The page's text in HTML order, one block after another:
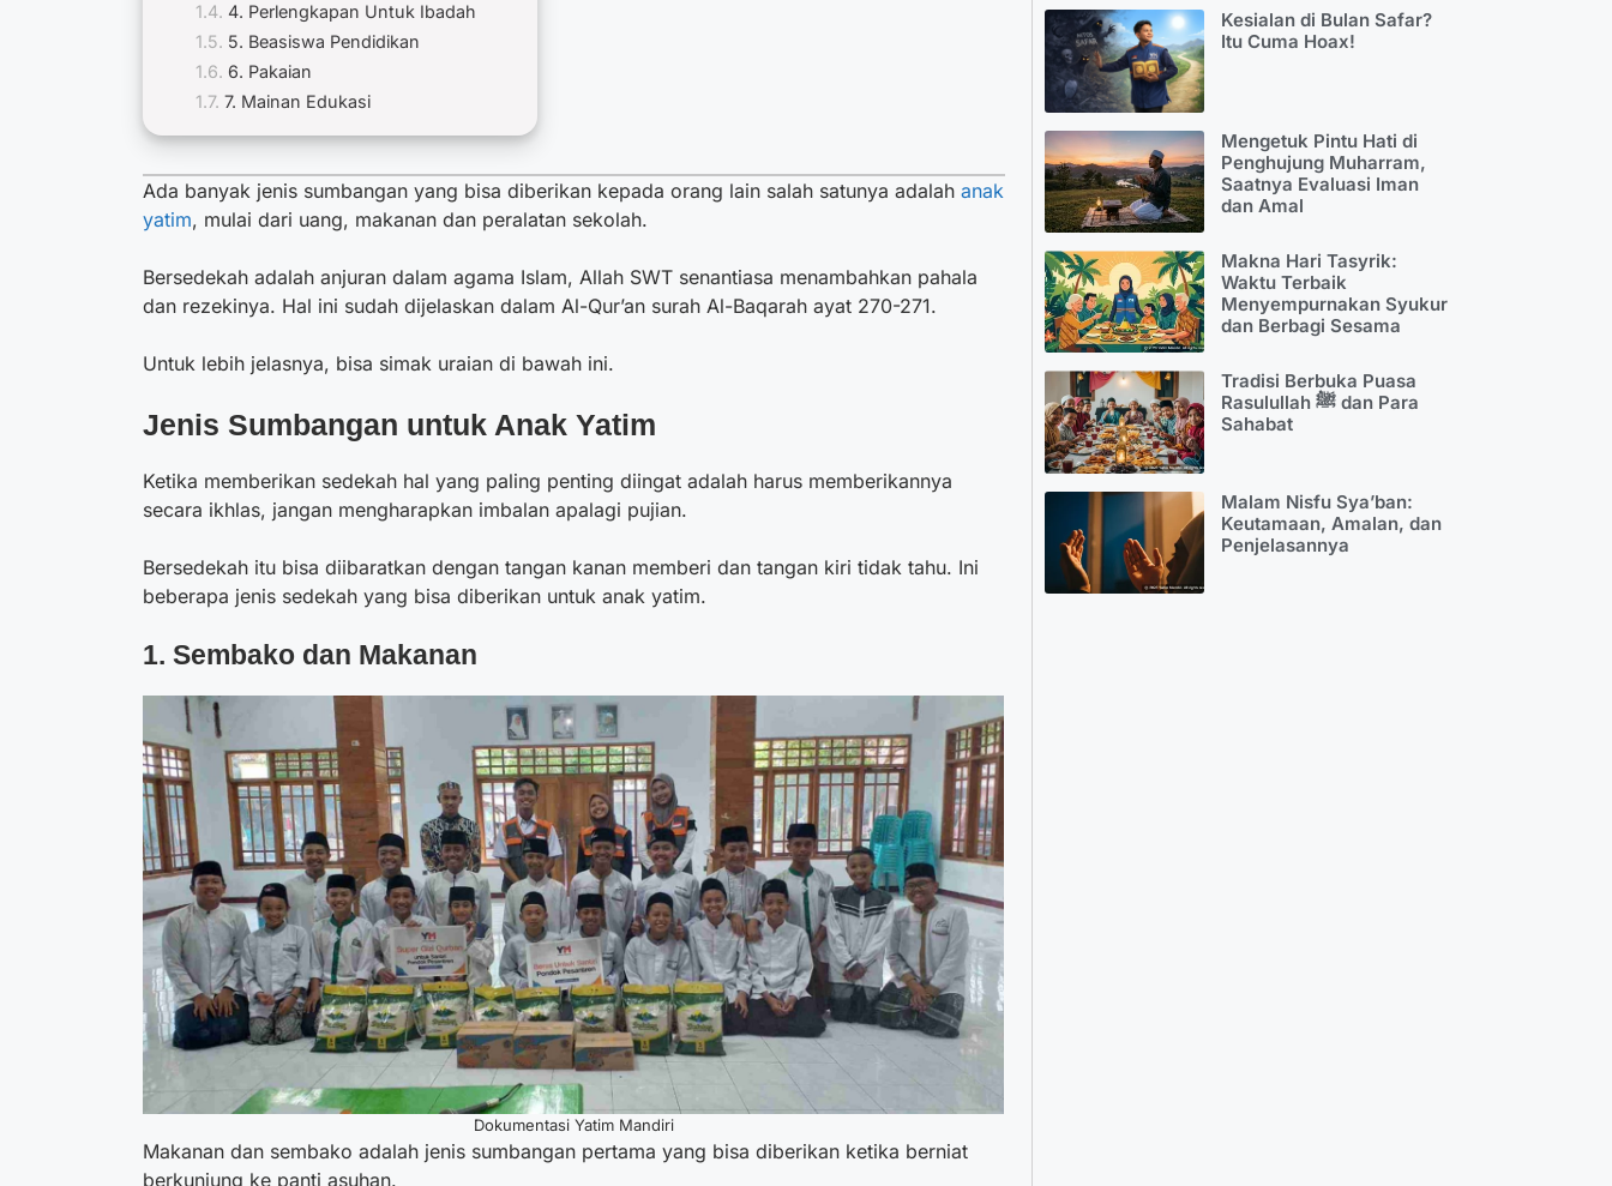
4. Perlengkapan Untuk Ibadah
5. Beasiswa Pendidikan
6. Pakaian
7. Mainan Edukasi
Ada banyak jenis sumbangan yang bisa diberikan kepada orang lain salah satunya adalah anak
yatim, mulai dari uang, makanan dan peralatan sekolah.
Bersedekah adalah anjuran dalam agama Islam, Allah SWT senantiasa menambahkan pahala
dan rezekinya. Hal ini sudah dijelaskan dalam Al-Qur’an surah Al-Baqarah ayat 270-271.
Untuk lebih jelasnya, bisa simak uraian di bawah ini.
Jenis Sumbangan untuk Anak Yatim
Ketika memberikan sedekah hal yang paling penting diingat adalah harus memberikannya
secara ikhlas, jangan mengharapkan imbalan apalagi pujian.
Bersedekah itu bisa diibaratkan dengan tangan kanan memberi dan tangan kiri tidak tahu. Ini
beberapa jenis sedekah yang bisa diberikan untuk anak yatim.
1. Sembako dan Makanan
Dokumentasi Yatim Mandiri
Makanan dan sembako adalah jenis sumbangan pertama yang bisa diberikan ketika berniat
berkunjung ke panti asuhan.
Kesialan di Bulan Safar?
Itu Cuma Hoax!
Mengetuk Pintu Hati di
Penghujung Muharram,
Saatnya Evaluasi Iman
dan Amal
Makna Hari Tasyrik:
Waktu Terbaik
Menyempurnakan Syukur
dan Berbagi Sesama
Tradisi Berbuka Puasa
Rasulullah ﷺ dan Para
Sahabat
Malam Nisfu Sya’ban:
Keutamaan, Amalan, dan
Penjelasannya